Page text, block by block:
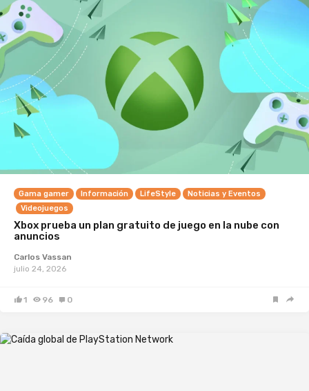
Gama gamer Información LifeStyle
Noticias y Eventos
Videojuegos
Xbox prueba un plan gratuito de juego en la nube con
anuncios
Carlos Vassan
julio 24, 2026
1 96 0